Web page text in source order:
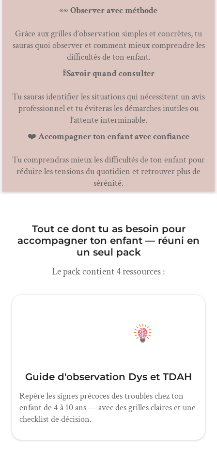
👀 Observer avec méthode
Grâce aux grilles d’observation simples et concrètes, tu
sauras quoi observer et comment mieux comprendre les
difficultés de ton enfant.
🚦Savoir quand consulter
Tu sauras identifier les situations qui nécessitent un avis
professionnel et tu éviteras les démarches inutiles ou
l’attente interminable.
❤️ Accompagner ton enfant avec confiance
Tu comprendras mieux les difficultés de ton enfant pour
réduire les tensions du quotidien et retrouver plus de
sérénité.
Tout ce dont tu as besoin pour
accompagner ton enfant — réuni en
un seul pack
Le pack contient 4 ressources :
Guide d'observation Dys et TDAH
Repère les signes précoces des troubles chez ton
enfant de 4 à 10 ans — avec des grilles claires et une
checklist de décision.